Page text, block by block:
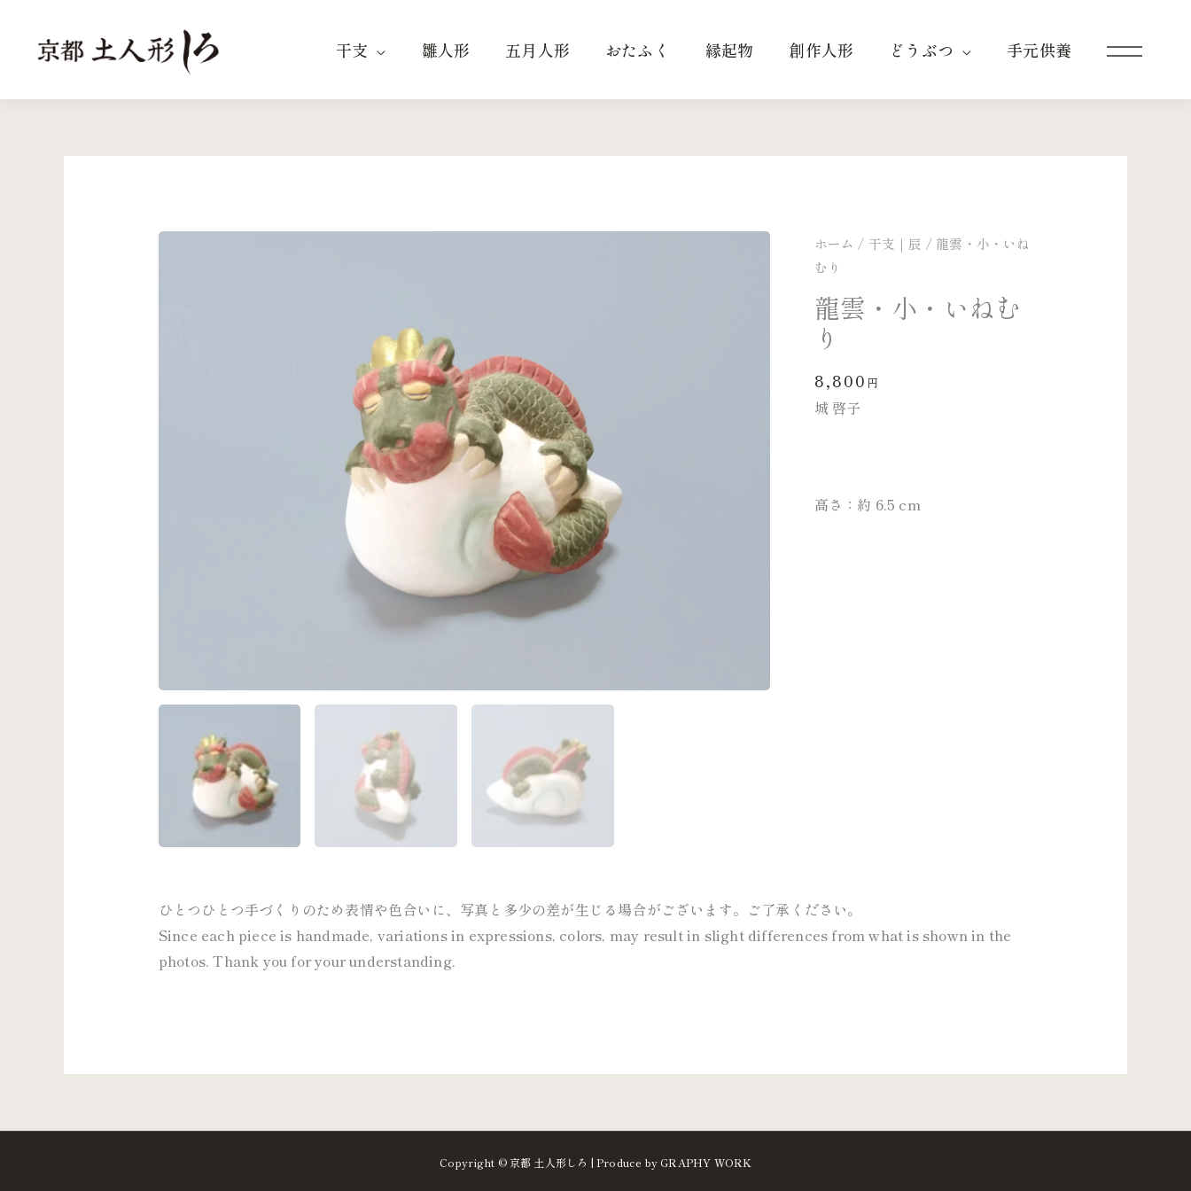
干支 雛人形 五月人形 おたふく 縁起物 創作人形 どうぶつ 手元供養
ホーム / 干支｜辰 / 龍雲・小・いね
むり
龍雲・小・いねむ
り
8,800 円
城 啓子
高さ：約 6.5 cm
ひとつひとつ手づくりのため表情や色合いに、写真と多少の差が生じる場合がございます。ご了承ください。
Since each piece is handmade, variations in expressions, colors, may result in slight differences from what is shown in the
photos. Thank you for your understanding.
Copyright © 京都 土人形しろ | Produce by GRAPHY WORK